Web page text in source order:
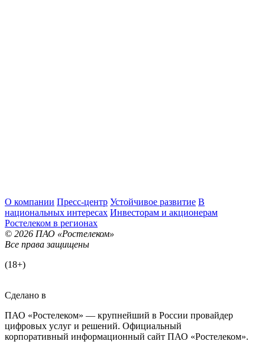
О компании Пресс-центр Устойчивое развитие В
национальных интересах Инвесторам и акционерам
Ростелеком в регионах
© 2026 ПАО «Ростелеком»
Все права защищены
(18+)
Сделано в
ПАО «Ростелеком» — крупнейший в России провайдер
цифровых услуг и решений. Официальный
корпоративный информационный сайт ПАО «Ростелеком».